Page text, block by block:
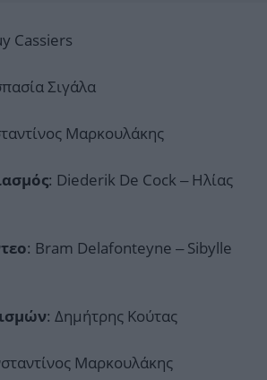
Cassiers
Σιγάλα
Μαρκουλάκης
: Diederik De Cock – Ηλίας
: Bram Delafonteyne – Sibylle
: Δημήτρης Κούτας
Μαρκουλάκης